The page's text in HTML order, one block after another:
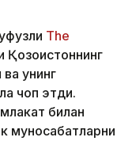
The
ва унинг
чоп этди.
билан
муносабатларни